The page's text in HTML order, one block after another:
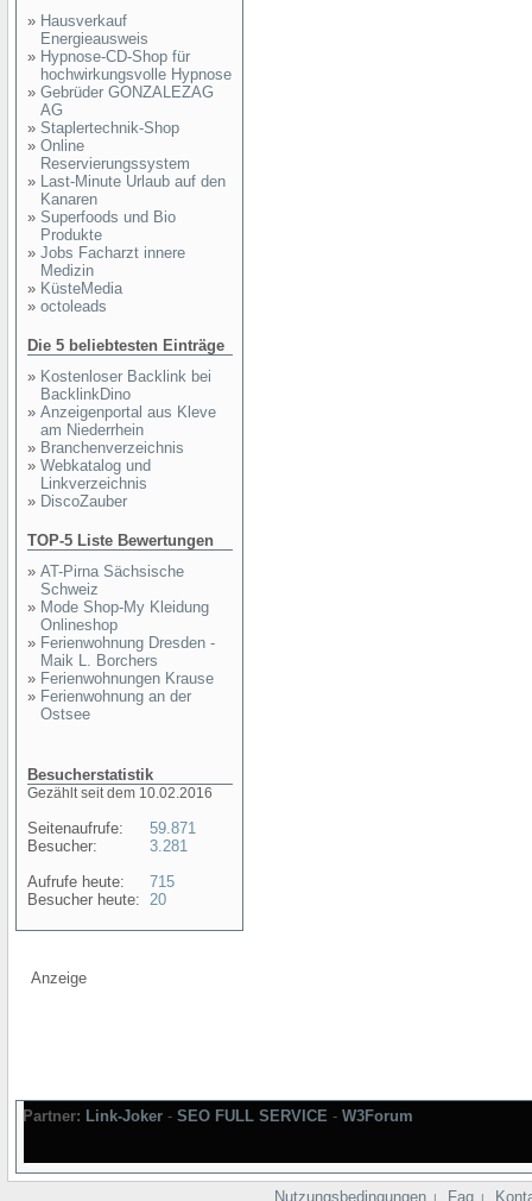
» Hausverkauf
Energieausweis
» Hypnose-CD-Shop für
hochwirkungsvolle Hypnose
» Gebrüder GONZALEZAG
AG
» Staplertechnik-Shop
» Online
Reservierungssystem
» Last-Minute Urlaub auf den
Kanaren
» Superfoods und Bio
Produkte
» Jobs Facharzt innere
Medizin
» KüsteMedia
» octoleads
Die 5 beliebtesten Einträge
» Kostenloser Backlink bei
BacklinkDino
» Anzeigenportal aus Kleve
am Niederrhein
» Branchenverzeichnis
» Webkatalog und
Linkverzeichnis
» DiscoZauber
TOP-5 Liste Bewertungen
» AT-Pirna Sächsische
Schweiz
» Mode Shop-My Kleidung
Onlineshop
» Ferienwohnung Dresden -
Maik L. Borchers
» Ferienwohnungen Krause
» Ferienwohnung an der
Ostsee
Besucherstatistik
Gezählt seit dem 10.02.2016
Seitenaufrufe:
Besucher:
Aufrufe heute:
Besucher heute:
59.871
3.281
715
20
Anzeige
Partner: Link-Joker - SEO FULL SERVICE - W3Forum
Nutzungsbedingungen | Faq |